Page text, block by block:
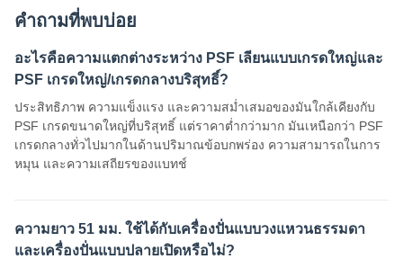
คำถามที่พบบ่อย
อะไรคือความแตกต่างระหว่าง PSF เลียนแบบเกรดใหญ่และ
PSF เกรดใหญ่/เกรดกลางบริสุทธิ์?
ประสิทธิภาพ ความแข็งแรง และความสม่ำเสมอของมันใกล้เคียงกับ
PSF เกรดขนาดใหญ่ที่บริสุทธิ์ แต่ราคาต่ำกว่ามาก มันเหนือกว่า PSF
เกรดกลางทั่วไปมากในด้านปริมาณข้อบกพร่อง ความสามารถในการ
หมุน และความเสถียรของแบทช์
ความยาว 51 มม. ใช้ได้กับเครื่องปั่นแบบวงแหวนธรรมดา
และเครื่องปั่นแบบปลายเปิดหรือไม่?